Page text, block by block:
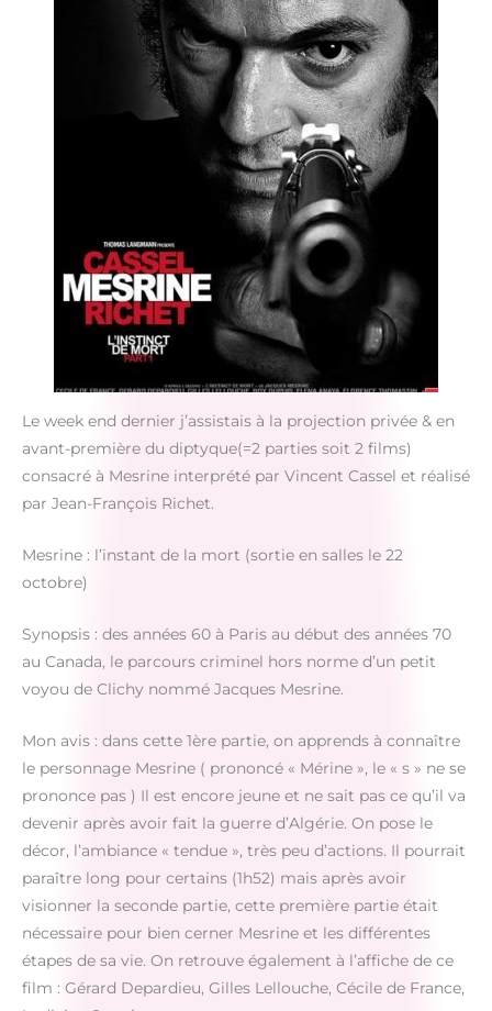
Le week end dernier j’assistais à la projection privée & en
avant-première du diptyque(=2 parties soit 2 films)
consacré à Mesrine interprété par Vincent Cassel et réalisé
par Jean-François Richet.
Mesrine : l’instant de la mort (sortie en salles le 22
octobre)
Synopsis : des années 60 à Paris au début des années 70
au Canada, le parcours criminel hors norme d’un petit
voyou de Clichy nommé Jacques Mesrine.
Mon avis : dans cette 1ère partie, on apprends à connaître
le personnage Mesrine ( prononcé « Mérine », le « s » ne se
prononce pas ) Il est encore jeune et ne sait pas ce qu’il va
devenir après avoir fait la guerre d’Algérie. On pose le
décor, l’ambiance « tendue », très peu d’actions. Il pourrait
paraître long pour certains (1h52) mais après avoir
visionner la seconde partie, cette première partie était
nécessaire pour bien cerner Mesrine et les différentes
étapes de sa vie. On retrouve également à l’affiche de ce
film : Gérard Depardieu, Gilles Lellouche, Cécile de France,